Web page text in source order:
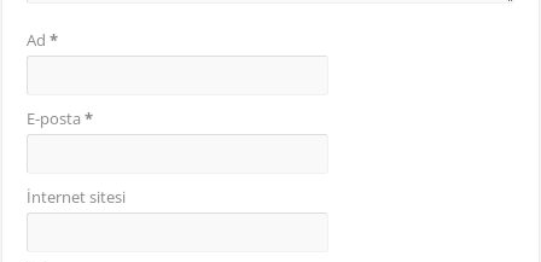
Ad*
E-posta*
İnternet sitesi